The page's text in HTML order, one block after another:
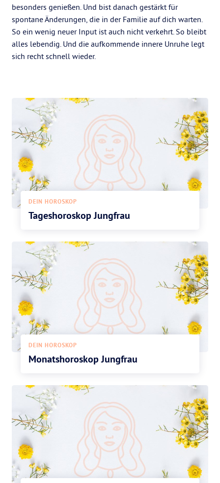
besonders genießen. Und bist danach gestärkt für
spontane Änderungen, die in der Familie auf dich warten.
So ein wenig neuer Input ist auch nicht verkehrt. So bleibt
alles lebendig. Und die aufkommende innere Unruhe legt
sich recht schnell wieder.
DEIN HOROSKOP
Tageshoroskop Jungfrau
DEIN HOROSKOP
Monatshoroskop Jungfrau